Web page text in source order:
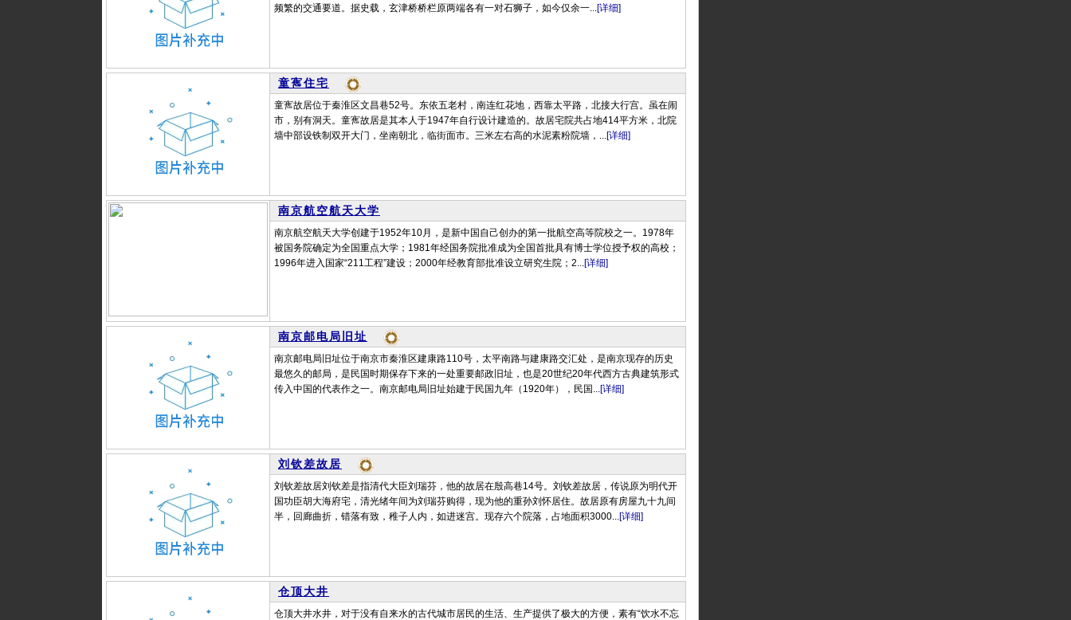
频繁的交通要道。据史载，玄津桥桥栏原两端各有一对石狮子，如今仅余一...[详细]
童寯住宅
童寯故居位于秦淮区文昌巷52号。东依五老村，南连红花地，西靠太平路，北接大行宫。虽在闹
市，别有洞天。童寯故居是其本人于1947年自行设计建造的。故居宅院共占地414平方米，北院
墙中部设铁制双开大门，坐南朝北，临街面市。三米左右高的水泥素粉院墙，...[详细]
南京航空航天大学
南京航空航天大学创建于1952年10月，是新中国自己创办的第一批航空高等院校之一。1978年
被国务院确定为全国重点大学；1981年经国务院批准成为全国首批具有博士学位授予权的高校；
1996年进入国家“211工程”建设；2000年经教育部批准设立研究生院；2...[详细]
南京邮电局旧址
南京邮电局旧址位于南京市秦淮区建康路110号，太平南路与建康路交汇处，是南京现存的历史
最悠久的邮局，是民国时期保存下来的一处重要邮政旧址，也是20世纪20年代西方古典建筑形式
传入中国的代表作之一。南京邮电局旧址始建于民国九年（1920年），民国...[详细]
刘钦差故居
刘钦差故居刘钦差是指清代大臣刘瑞芬，他的故居在殷高巷14号。刘钦差故居，传说原为明代开
国功臣胡大海府宅，清光绪年间为刘瑞芬购得，现为他的重孙刘怀居住。故居原有房屋九十九间
半，回廊曲折，错落有致，稚子人内，如进迷宫。现存六个院落，占地面积3000...[详细]
仓顶大井
仓顶大井水井，对于没有自来水的古代城市居民的生活、生产提供了极大的方便，素有“饮水不忘